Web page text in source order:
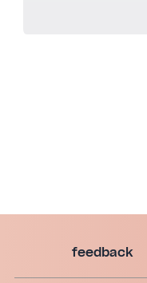
feedback